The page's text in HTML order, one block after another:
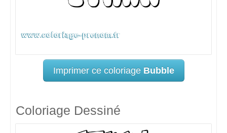
Imprimer ce coloriage Bubble
Coloriage Dessiné